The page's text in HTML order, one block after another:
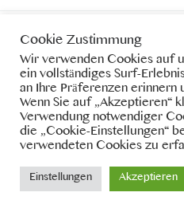
Anmelden
© 2026Reißiger Stiftung–
Präsentiert vonWP–
Cookie Zustimmung
Wir verwenden Cookies auf
ein vollständiges Surf-
an Ihre Präferenzen erinnern
Wenn Sie auf „Akzeptieren“
Verwendung notwendiger
die „Cookie-Einstellungen“
verwendeten Cookies zu
Einstellungen Akzeptieren